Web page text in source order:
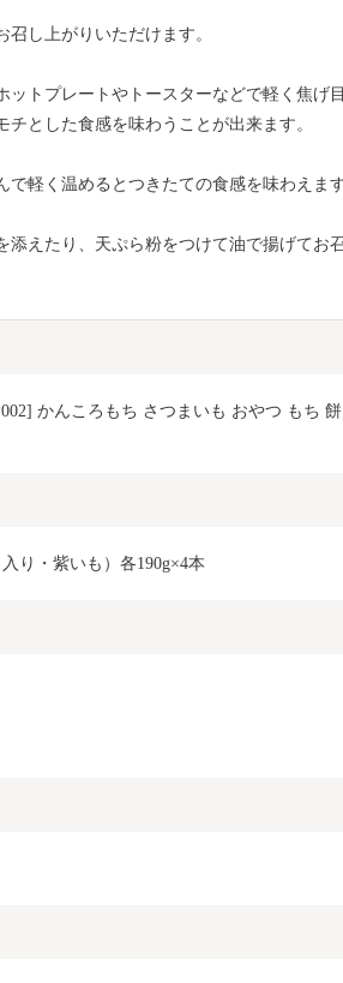
し上がりいただけます。
トプレートやトースターなどで軽く焦げ
とした食感を味わうことが出来ます。
軽く温めるとつきたての食感を味わえます
添えたり、天ぷら粉をつけて油で揚げてお
かんころもち さつまいも おやつ もち 餅
り・紫いも）各190g×4本